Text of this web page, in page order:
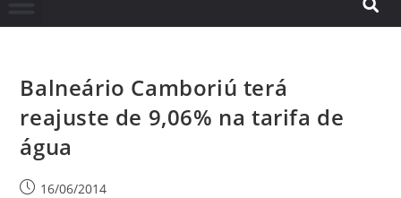
Balneário Camboriú terá
reajuste de 9,06% na tarifa de
água
16/06/2014